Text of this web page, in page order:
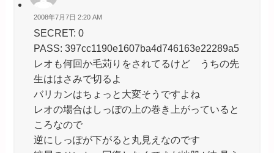
2008年7月7日 2:20 AM
SECRET: 0
PASS: 397cc1190e1607ba4d746163e22289a5
レオも何回か毛苅りをされてるけど うちの先
生ははさみで切るよ
バリカンはちょっと大変そうですよね
レオの場合はしっぽの上の巻き上がっていると
ころなので
逆にしっぽが下がると丸見えなのです